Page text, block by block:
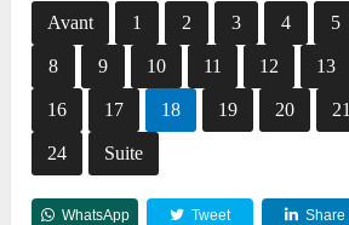
Avant 1 2 3 4 5
8 9 10 11 12 13
16 17 18 19 20 21
24 Suite
WhatsApp Tweet Share